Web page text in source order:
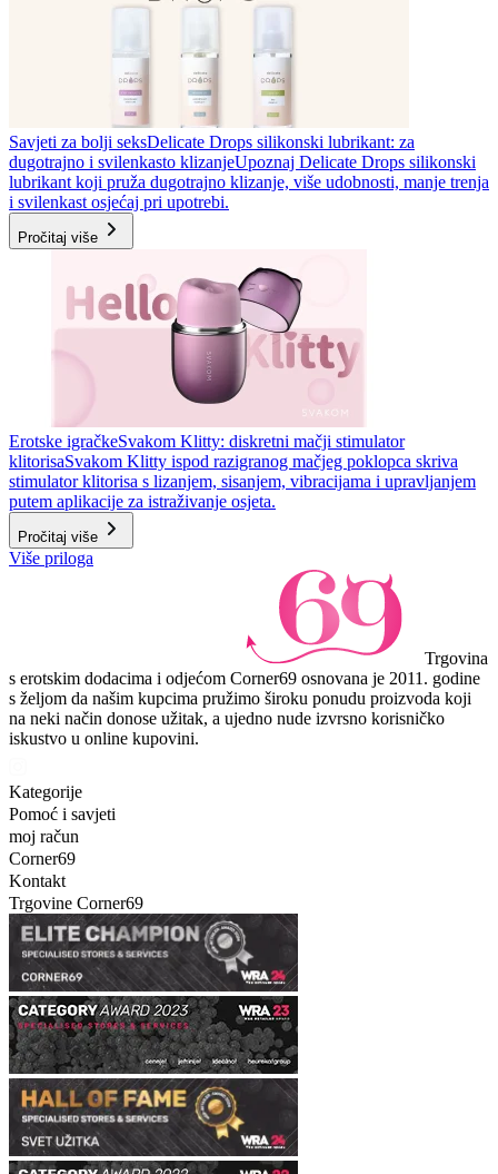
Savjeti za bolji seksDelicate Drops silikonski lubrikant: za
dugotrajno i svilenkasto klizanjeUpoznaj Delicate Drops silikonski
lubrikant koji pruža dugotrajno klizanje, više udobnosti, manje trenja
i svilenkast osjećaj pri upotrebi.
Pročitaj više
Erotske igračkeSvakom Klitty: diskretni mačji stimulator
klitorisaSvakom Klitty ispod razigranog mačjeg poklopca skriva
stimulator klitorisa s lizanjem, sisanjem, vibracijama i upravljanjem
putem aplikacije za istraživanje osjeta.
Pročitaj više
Više priloga
Trgovina
s erotskim dodacima i odjećom Corner69 osnovana je 2011. godine
s željom da našim kupcima pružimo široku ponudu proizvoda koji
na neki način donose užitak, a ujedno nude izvrsno korisničko
iskustvo u online kupovini.
Kategorije
Pomoć i savjeti
moj račun
Corner69
Kontakt
Trgovine Corner69